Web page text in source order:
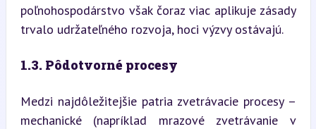
poľnohospodárstvo však čoraz viac aplikuje zásady
trvalo udržateľného rozvoja, hoci výzvy ostávajú.
1.3. Pôdotvorné procesy
Medzi najdôležitejšie patria zvetrávacie procesy –
mechanické (napríklad mrazové zvetrávanie v